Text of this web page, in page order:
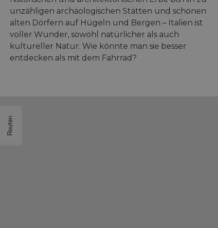
unzähligen archäologischen Stätten und schönen
alten Dörfern auf Hügeln und Bergen – Italien ist
voller Wunder, sowohl natürlicher als auch
kultureller Natur. Wie könnte man sie besser
entdecken als mit dem Fahrrad?
Routen